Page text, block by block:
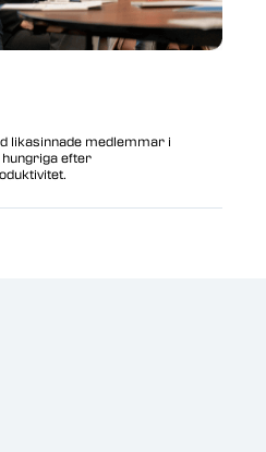
likasinnade medlemmar i
efter